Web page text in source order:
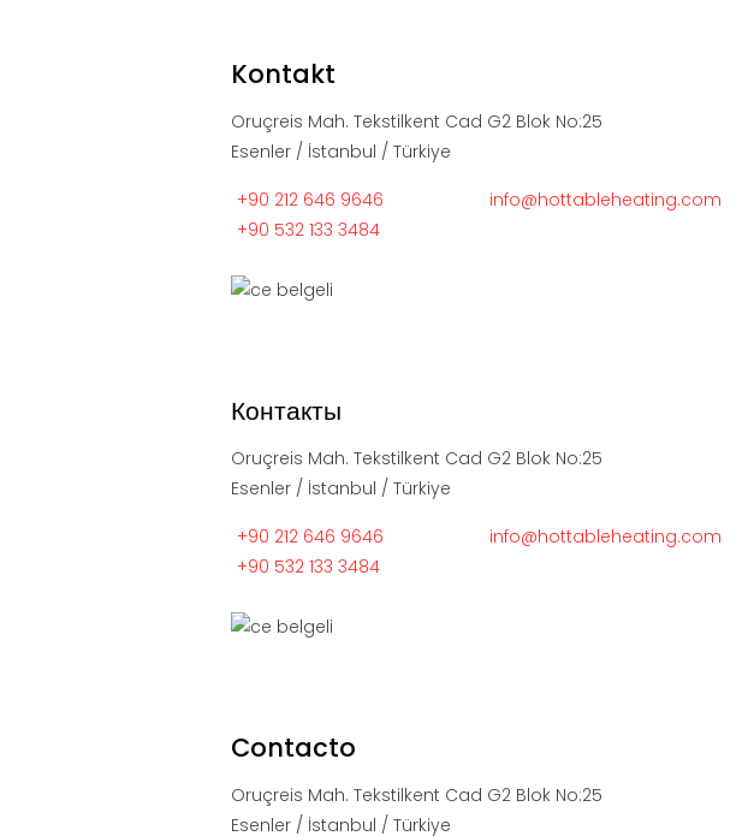
Kontakt
Oruçreis Mah. Tekstilkent Cad G2 Blok No:25
Esenler / İstanbul / Türkiye
+90 212 646 9646
+90 532 133 3484
info@hottableheating.com
Контакты
Oruçreis Mah. Tekstilkent Cad G2 Blok No:25
Esenler / İstanbul / Türkiye
+90 212 646 9646
+90 532 133 3484
info@hottableheating.com
Contacto
Oruçreis Mah. Tekstilkent Cad G2 Blok No:25
Esenler / İstanbul / Türkiye